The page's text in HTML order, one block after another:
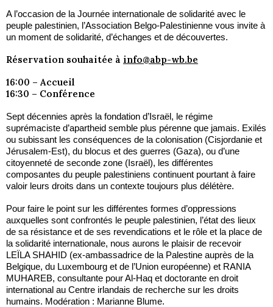
A l’occasion de la Journée internationale de solidarité avec le
peuple palestinien, l’Association Belgo-Palestinienne vous invite à
un moment de solidarité, d’échanges et de découvertes.
Réservation souhaitée à info@abp-wb.be
16:00 – Accueil
16:30 – Conférence
Sept décennies après la fondation d’Israël, le régime
suprémaciste d’apartheid semble plus pérenne que jamais. Exilés
ou subissant les conséquences de la colonisation (Cisjordanie et
Jérusalem-Est), du blocus et des guerres (Gaza), ou d’une
citoyenneté de seconde zone (Israël), les différentes
composantes du peuple palestiniens continuent pourtant à faire
valoir leurs droits dans un contexte toujours plus délétère.
Pour faire le point sur les différentes formes d’oppressions
auxquelles sont confrontés le peuple palestinien, l’état des lieux
de sa résistance et de ses revendications et le rôle et la place de
la solidarité internationale, nous aurons le plaisir de recevoir
LEÏLA SHAHID (ex-ambassadrice de la Palestine auprès de la
Belgique, du Luxembourg et de l’Union européenne) et RANIA
MUHAREB, consultante pour Al-Haq et doctorante en droit
international au Centre irlandais de recherche sur les droits
humains. Modération : Marianne Blume.